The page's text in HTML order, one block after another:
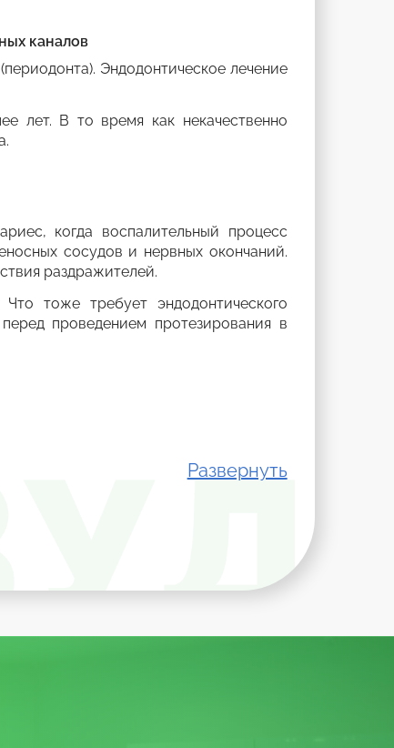
каналов
Эндодонтическое лечение
лет. В то время как некачественно
когда воспалительный процесс
сосудов и нервных окончаний.
раздражителей.
тоже требует эндодонтического
проведением протезирования в
пульпы и определить, нужна ли
(пульпу) с последующей обработкой,
участки дентина, пульповую камеру.
их специальными инструментами
Развернуть